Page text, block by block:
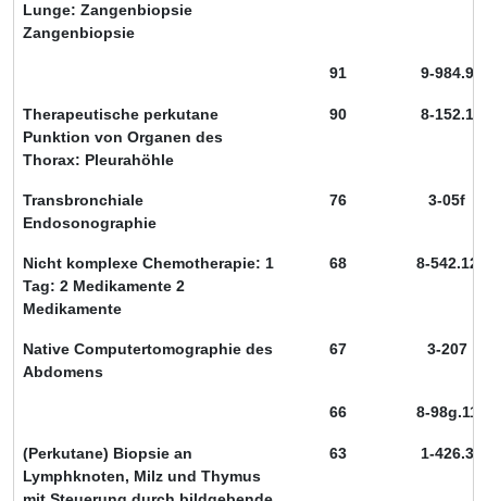
Lunge: Zangenbiopsie
Zangenbiopsie
91 9-984.9
Therapeutische perkutane
Punktion von Organen des
Thorax: Pleurahöhle
90 8-152.1
Transbronchiale
Endosonographie
76 3-05f
Nicht komplexe Chemotherapie: 1
Tag: 2 Medikamente 2
Medikamente
68 8-542.12
Native Computertomographie des
Abdomens
67 3-207
66 8-98g.11
(Perkutane) Biopsie an
Lymphknoten, Milz und Thymus
63 1-426.3